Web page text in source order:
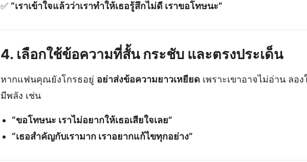
✅ “เราเข้าใจแล้วว่าเราทำให้เธอรู้สึกไม่ดี เราขอโทษนะ”
4. เลือกใช้ข้อความที่สั้น กระชับ และตรงประเด็น
หากแฟนคุณยังโกรธอยู่ อย่าส่งข้อความยาวเหยียด เพราะเขาอาจไม่อ่าน ลอ
มีพลัง เช่น
“ขอโทษนะ เราไม่อยากให้เธอเสียใจเลย”
“เธอสำคัญกับเรามาก เราอยากแก้ไขทุกอย่าง”